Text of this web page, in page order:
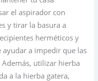
el aspirador con
y tirar la basura a
herméticos y
ayudar a impedir que las
utilizar hierba
a la hierba gatera,